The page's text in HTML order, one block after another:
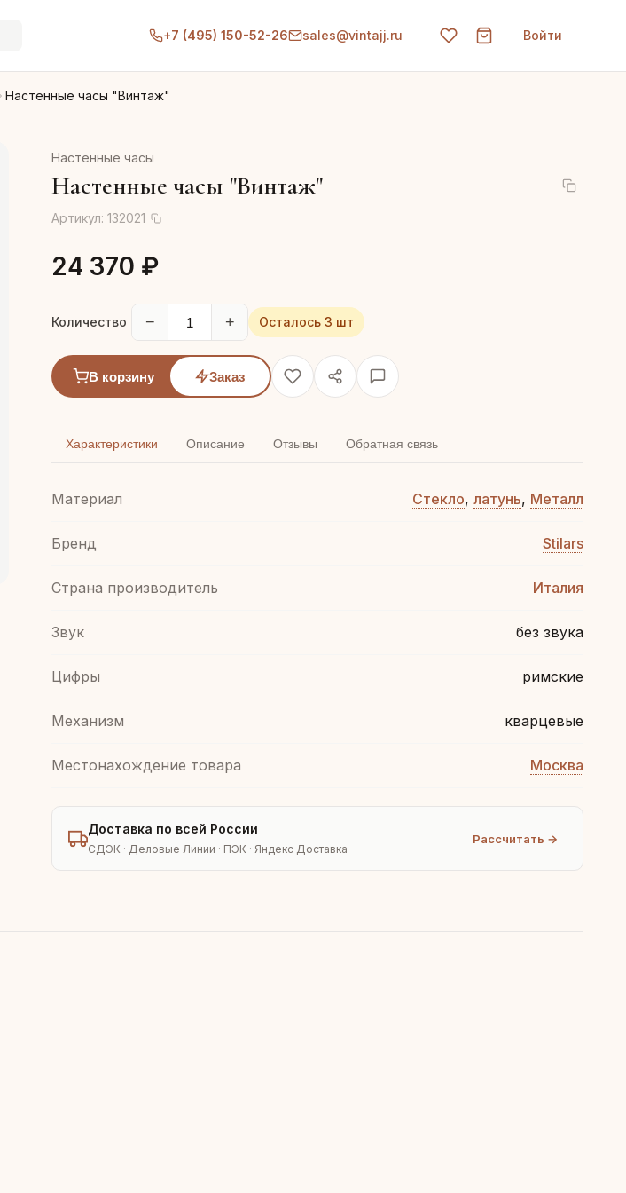
+7 (495) 150-52-26 sales@vintajj.ru Войти
Настенные часы "Винтаж"
Настенные часы
Настенные часы "Винтаж"
Артикул: 132021
24 370 ₽
Количество − + Осталось 3 шт
В корзину Заказ
Характеристики Описание Отзывы Обратная связь
Материал Стекло, латунь, Металл
Бренд Stilars
Страна производитель Италия
Звук без звука
Цифры римские
Механизм кварцевые
Местонахождение товара Москва
Доставка по всей России
СДЭК · Деловые Линии · ПЭК · Яндекс Доставка
Рассчитать →